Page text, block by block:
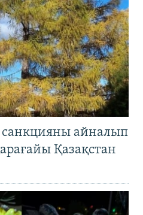
санкцияны айналып
Қазақстан